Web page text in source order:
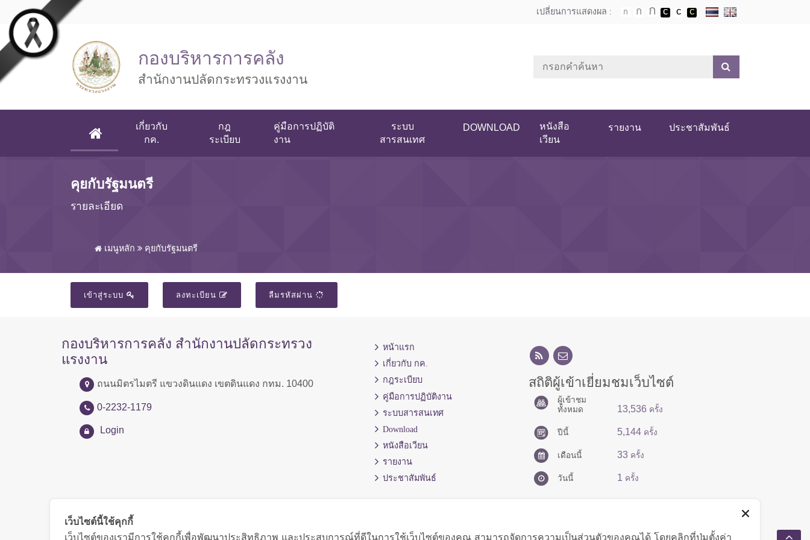
Skip to main content
เปลี่ยนการแสดงผล :
กองบริหารการคลัง
สำนักงานปลัดกระทรวงแรงงาน
(CURRENT)
เกี่ยวกับ
กค.
กฎ
ระเบียบ
คู่มือการปฏิบัติ
งาน
ระบบ
สารสนเทศ
DOWNLOAD
หนังสือ
เวียน
รายงาน ประชาสัมพันธ์
คุยกับรัฐมนตรี
รายละเอียด
เมนูหลัก คุยกับรัฐมนตรี
เข้าสู่ระบบ ลงทะเบียน ลืมรหัสผ่าน
กองบริหารการคลัง สำนักงานปลัดกระทรวง
แรงงาน
ถนนมิตรไมตรี แขวงดินแดง เขตดินแดง กทม. 10400
0-2232-1179
Login
หน้าแรก
เกี่ยวกับ กค.
กฎระเบียบ
คู่มือการปฏิบัติงาน
ระบบสารสนเทศ
Download
หนังสือเวียน
รายงาน
ประชาสัมพันธ์
สถิติผู้เข้าเยี่ยมชมเว็บไซต์
ผู้เข้าชม
ทั้งหมด
13,536 ครั้ง
ปีนี้ 5,144 ครั้ง
เดือนนี้ 33 ครั้ง
วันนี้ 1 ครั้ง
เว็บไซต์นี้ใช้คุกกี้
เว็บไซต์ของเรามีการใช้คุกกี้เพื่อพัฒนาประสิทธิภาพ และประสบการณ์ที่ดีในการใช้เว็บไซต์ของคุณ สามารถจัดการความเป็นส่วนตัวของคุณได้ โดยคลิกที่ปุ่มตั้งค่า